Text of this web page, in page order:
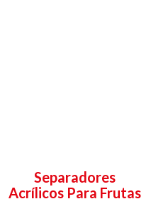
Separadores
Acrílicos Para Frutas